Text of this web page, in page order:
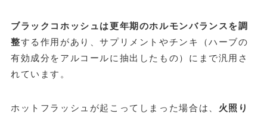
ブラックコホッシュは更年期のホルモンバランスを調
整する作用があり、サプリメントやチンキ（ハーブの
有効成分をアルコールに抽出したもの）にまで汎用さ
れています。
ホットフラッシュが起こってしまった場合は、 火照り